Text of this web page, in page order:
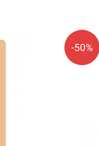
-50%